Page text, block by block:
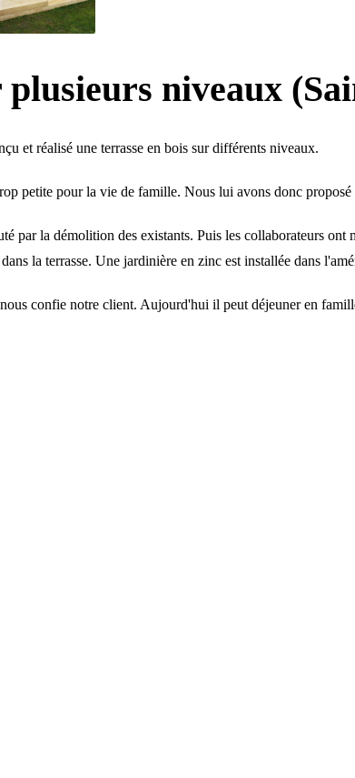
niveaux
et réalisé une terrasse en bois sur différents niveaux.
petite pour la vie de famille. Nous lui avons donc
par la démolition des existants. Puis les collaborateurs
la terrasse. Une jardinière en zinc est installée dans
confie notre client. Aujourd'hui il peut déjeuner en